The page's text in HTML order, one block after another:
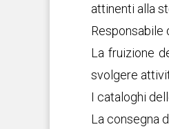
attinenti alla
Responsabile
La fruizione
svolgere
I cataloghi
La consegna